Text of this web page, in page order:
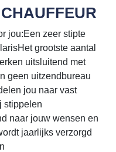
jou:Een zeer stipte
grootste aantal
uitsluitend met
geen uitzendbureau
jou naar vast
stippelen
naar jouw wensen en
jaarlijks verzorgd